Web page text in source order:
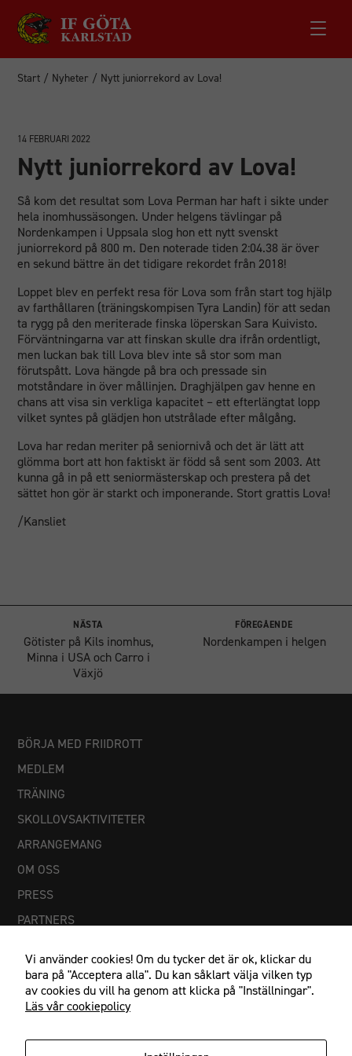
Start / Nyheter / Nytt juniorrekord av Lova!
14 FEBRUARI 2022
Nytt juniorrekord av Lova!
Så kom det resultat som Lova Perman har haft i sikte under
hela inomhussäsongen. Under helgens tävlingar på
Nordenkampen i Uppsala slog hon ett nytt svenskt
juniorrekord på 800 m. Den noterade tiden 2:04.38 är över
en sekund bättre än det tidigare rekordet från 2018!
Loppet blev en perfekt resa för Lova som från start tog hjälp
av farthållaren (träningskompisen Tyra Landin) för att sedan
ta rygg på den meriterade finska löperskan Sara Kuivisto.
Förväntningarna var att finskan skulle dra ifrån ordentligt,
men luckan bak till Lova blev inte så stor som man
förutspått. Lova hängde på bra och pressade sin
motståndare in över mållinjen. Draghjälpen gav henne en
chans att visa sin verkliga kapacitet – ett efterlängtat lopp
vilket syntes på glädjen hon utstrålade efter målgång.
Lova har redan meriter på seniornivå och det är lätt att
glömma bort att hon faktiskt är född så sent som 2003. Att
kunna gå in på ett seniormästerskap och prestera på det
sättet hon gör är starkt och imponerande. Stort grattis Lova!
/Kansliet
NÄSTA
Götister på Kils inomhus,
Minna i USA och Carro i
Växjö
FÖREGÅENDE
Nordenkampen i helgen
BÖRJA MED FRIIDROTT
MEDLEM
TRÄNING
SKOLLOVSAKTIVITETER
ARRANGEMANG
OM OSS
PRESS
PARTNERS
Vi använder cookies! Om du tycker det är ok, klickar du
bara på "Acceptera alla". Du kan såklart välja vilken typ
av cookies du vill ha genom att klicka på "Inställningar".
Läs vår cookiepolicy
Dessa